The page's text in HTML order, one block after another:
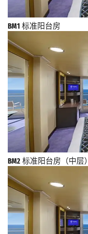
BM1 标准阳台房
BM2 标准阳台房（中层）